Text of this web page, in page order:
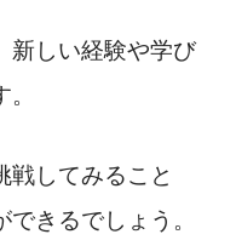
新しい経験や学び
戦してみること
きるでしょう。